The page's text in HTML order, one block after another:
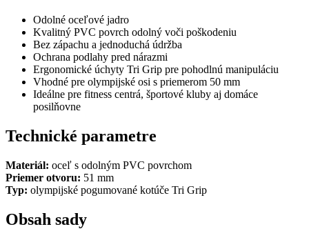
Odolné oceľové jadro
Kvalitný PVC povrch odolný voči poškodeniu
Bez zápachu a jednoduchá údržba
Ochrana podlahy pred nárazmi
Ergonomické úchyty Tri Grip pre pohodlnú manipuláciu
Vhodné pre olympijské osi s priemerom 50 mm
Ideálne pre fitness centrá, športové kluby aj domáce
posilňovne
Technické parametre
Materiál: oceľ s odolným PVC povrchom
Priemer otvoru: 51 mm
Typ: olympijské pogumované kotúče Tri Grip
Obsah sady